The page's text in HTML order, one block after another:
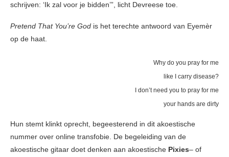
schrijven: ‘Ik zal voor je bidden’”, licht Devreese toe.
Pretend That You’re God is het terechte antwoord van Eyemèr
op de haat.
Why do you pray for me
like I carry disease?
I don’t need you to pray for me
your hands are dirty
Hun stemt klinkt oprecht, begeesterend in dit akoestische
nummer over online transfobie. De begeleiding van de
akoestische gitaar doet denken aan akoestische Pixies– of